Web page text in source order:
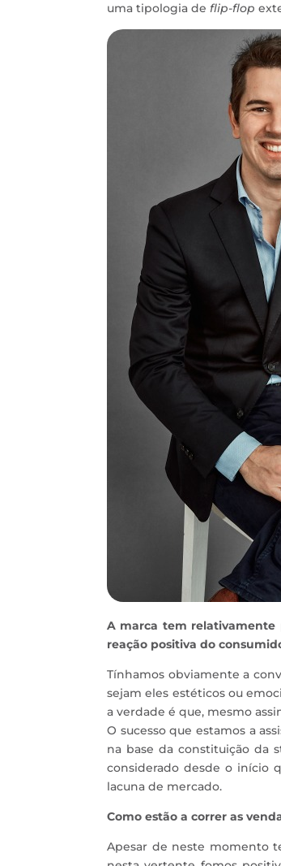
uma tipologia de flip-flop
A marca tem relativamente
reação positiva do
Tínhamos obviamente a
sejam eles estéticos ou
a verdade é que, mesmo
O sucesso que estamos a
na base da constituição da
considerado desde o início
lacuna de mercado.
Como estão a correr as
Apesar de neste momento